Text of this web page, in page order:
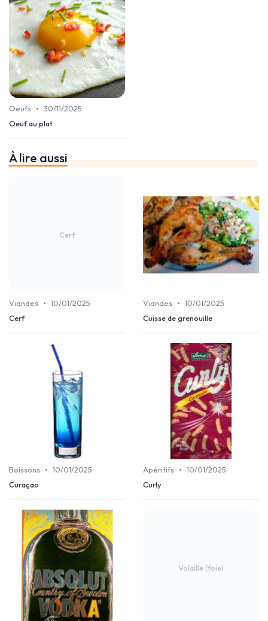
Oeufs • 30/11/2025
Oeuf au plat
À lire aussi
Cerf
Viandes • 10/01/2025
Cerf
Viandes • 10/01/2025
Cuisse de grenouille
Boissons • 10/01/2025
Curaçao
Apéritifs • 10/01/2025
Curly
Volaille (foie)